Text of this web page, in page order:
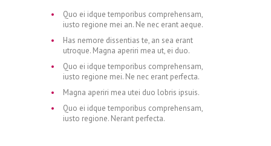
Quo ei idque temporibus comprehensam,
iusto regione mei an. Ne nec erant aeque.
Has nemore dissentias te, an sea erant
utroque. Magna aperiri mea ut, ei duo.
Quo ei idque temporibus comprehensam,
iusto regione mei. Ne nec erant perfecta.
Magna aperiri mea utei duo lobris ipsuis.
Quo ei idque temporibus comprehensam,
iusto regione. Nerant perfecta.
0
0
1